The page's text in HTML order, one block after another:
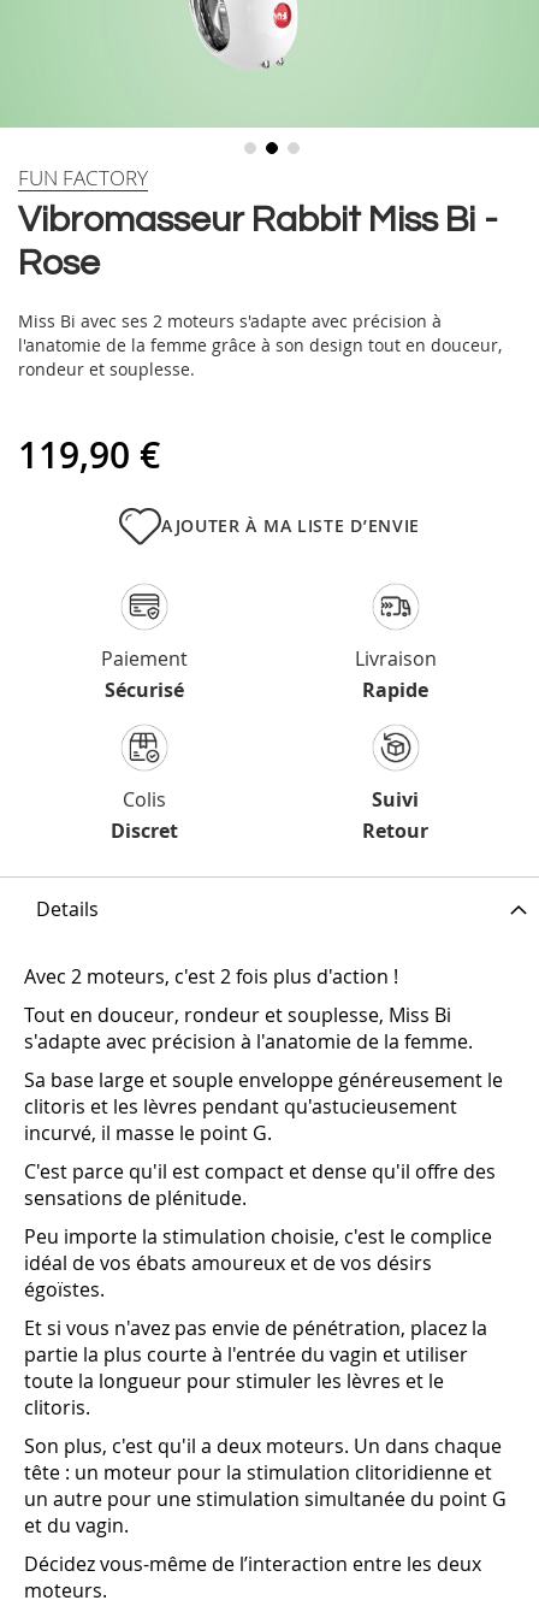
Skip
the
beginning
images
gallery
Vibromasseur Rabbit Miss Bi -
Rose
FUN FACTORY
Miss Bi avec ses 2 moteurs s'adapte avec précision à
l'anatomie de la femme grâce à son design tout en douceur,
rondeur et souplesse.
119,90 €
AJOUTER À MA LISTE D’ENVIE
Paiement
Sécurisé
Livraison
Rapide
Colis
Discret
Suivi
Retour
Details
Avec 2 moteurs, c'est 2 fois plus d'action !
Tout en douceur, rondeur et souplesse, Miss Bi
s'adapte avec précision à l'anatomie de la femme.
Sa base large et souple enveloppe généreusement le
clitoris et les lèvres pendant qu'astucieusement
incurvé, il masse le point G.
C'est parce qu'il est compact et dense qu'il offre des
sensations de plénitude.
Peu importe la stimulation choisie, c'est le complice
idéal de vos ébats amoureux et de vos désirs
égoïstes.
Et si vous n'avez pas envie de pénétration, placez la
partie la plus courte à l'entrée du vagin et utiliser
toute la longueur pour stimuler les lèvres et le
clitoris.
Son plus, c'est qu'il a deux moteurs. Un dans chaque
tête : un moteur pour la stimulation clitoridienne et
un autre pour une stimulation simultanée du point G
et du vagin.
Décidez vous-même de l’interaction entre les deux
moteurs.